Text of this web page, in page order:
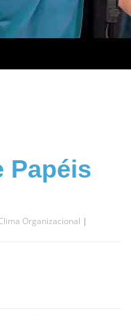
Papéis
Organizacional |